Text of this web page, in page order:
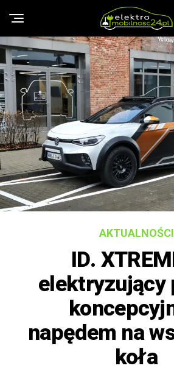
AKTUALNOŚCI
ID.
elektryzujący
napędem na
koła